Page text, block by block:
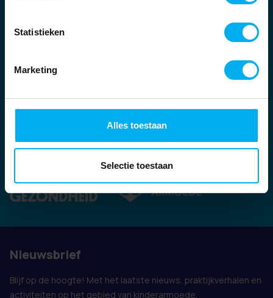
Statistieken
Marketing
Alles toestaan
Selectie toestaan
Ook vertegenwoordigd door:
Nieuwsbrief
Blijf op de hoogte! Met het laatste nieuws, praktijkverhalen en
activiteiten op het gebied van kinderarmoede.